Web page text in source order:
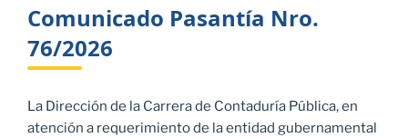
Comunicado Pasantía Nro.
76/2026
La Dirección de la Carrera de Contaduría Pública, en
atención a requerimiento de la entidad gubernamental